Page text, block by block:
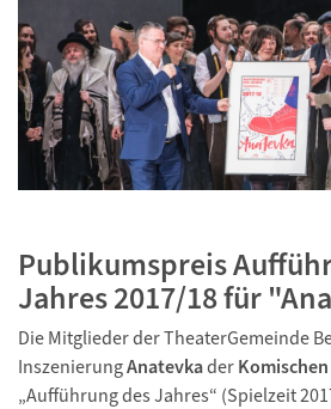
Publikumspreis
Jahres 2017/18 für
Die Mitglieder der TheaterGemeinde
InszenierungAnatevkader
„Aufführung des Jahres“ (Spielzeit